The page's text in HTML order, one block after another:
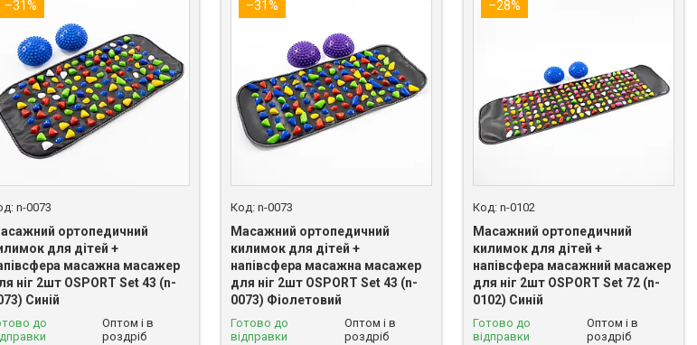
–31%
n-0073
ортопедичний
для дітей +
масажна масажер
ніг 2шт OSPORT Set 43 (n-
Синій
до
Оптом і в
роздріб
–31%
n-0073
Масажний ортопедичний
килимок для дітей +
напівсфера масажна масажер
для ніг 2шт OSPORT Set 43 (n-
0073) Фіолетовий
Готово до
відправки
Оптом і в
роздріб
–28%
n-0102
Масажний ортопедичний
килимок для дітей +
напівсфера масажний масажер
для ніг 2шт OSPORT Set 72 (n-
0102) Синій
Готово до
відправки
Оптом і в
роздріб